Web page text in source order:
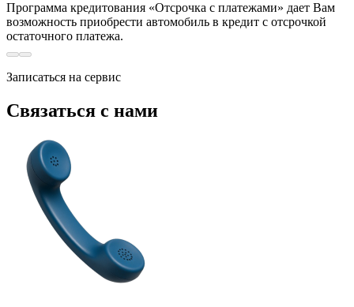
Программа кредитования «Отсрочка с платежами» дает Вам
возможность приобрести автомобиль в кредит с отсрочкой
остаточного платежа.
Записаться на сервис
Связаться с нами